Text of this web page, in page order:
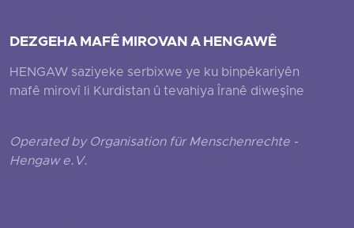
DEZGEHA MAFÊ MIROVAN A HENGAWÊ
HENGAW saziyeke serbixwe ye ku binpêkariyên
mafê mirovî li Kurdistan û tevahiya Îranê diweşîne
Operated by Organisation für Menschenrechte -
Hengaw e.V.